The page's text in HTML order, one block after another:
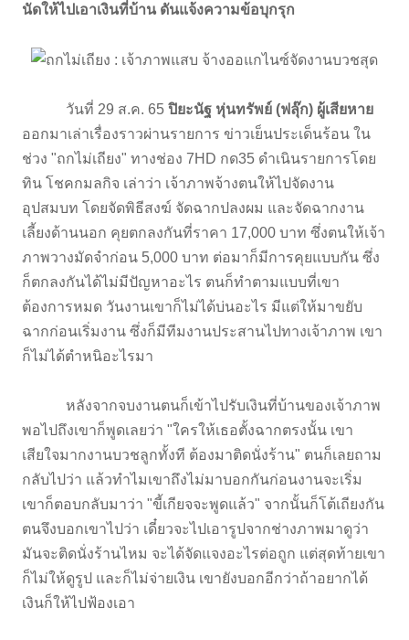
นัดให้ไปเอาเงินที่บ้าน ดันแจ้งความข้อบุกรุก
วันที่ 29 ส.ค. 65 ปิยะนัฐ หุ่นทรัพย์ (ฟลุ๊ก) ผู้เสียหาย
ออกมาเล่าเรื่องราวผ่านรายการ ข่าวเย็นประเด็นร้อน ใน
ช่วง "ถกไม่เถียง" ทางช่อง 7HD กด35 ดำเนินรายการโดย
ทิน โชคกมลกิจ เล่าว่า เจ้าภาพจ้างตนให้ไปจัดงาน
อุปสมบท โดยจัดพิธีสงฆ์ จัดฉากปลงผม และจัดฉากงาน
เลี้ยงด้านนอก คุยตกลงกันที่ราคา 17,000 บาท ซึ่งตนให้เจ้า
ภาพวางมัดจำก่อน 5,000 บาท ต่อมาก็มีการคุยแบบกัน ซึ่ง
ก็ตกลงกันได้ไม่มีปัญหาอะไร ตนก็ทำตามแบบที่เขา
ต้องการหมด วันงานเขาก็ไม่ได้บ่นอะไร มีแต่ให้มาขยับ
ฉากก่อนเริ่มงาน ซึ่งก็มีทีมงานประสานไปทางเจ้าภาพ เขา
ก็ไม่ได้ตำหนิอะไรมา
หลังจากจบงานตนก็เข้าไปรับเงินที่บ้านของเจ้าภาพ
พอไปถึงเขาก็พูดเลยว่า "ใครให้เธอตั้งฉากตรงนั้น เขา
เสียใจมากงานบวชลูกทั้งที ต้องมาติดนั่งร้าน" ตนก็เลยถาม
กลับไปว่า แล้วทำไมเขาถึงไม่มาบอกกันก่อนงานจะเริ่ม
เขาก็ตอบกลับมาว่า "ขี้เกียจจะพูดแล้ว" จากนั้นก็โต้เถียงกัน
ตนจึงบอกเขาไปว่า เดี๋ยวจะไปเอารูปจากช่างภาพมาดูว่า
มันจะติดนั่งร้านไหม จะได้จัดแจงอะไรต่อถูก แต่สุดท้ายเขา
ก็ไม่ให้ดูรูป และก็ไม่จ่ายเงิน เขายังบอกอีกว่าถ้าอยากได้
เงินก็ให้ไปฟ้องเอา